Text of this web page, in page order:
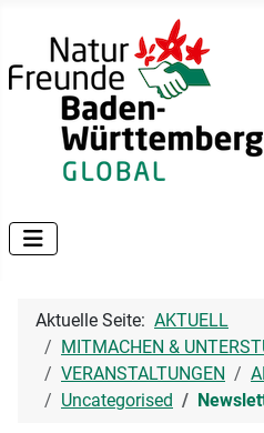
Aktuelle Seite: AKTUELL
MITMACHEN &
VERANSTALTUNGEN
Uncategorised